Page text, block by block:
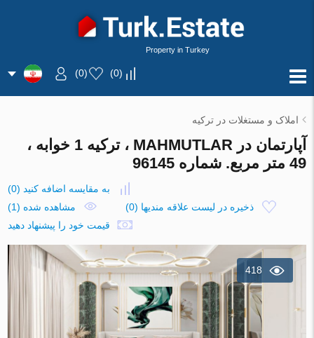
Property in Turkey
(
0
)
(
0
)
املاک و مستغلات در ترکیه
آپارتمان در MAHMUTLAR ، ترکیه 1 خوابه ،
49 متر مربع. شماره 96145
به مقایسه اضافه کنید (
0
)
ذخیره در لیست علاقه مندیها (
0
)
مشاهده شده (1)
قیمت خود را پیشنهاد دهید
418